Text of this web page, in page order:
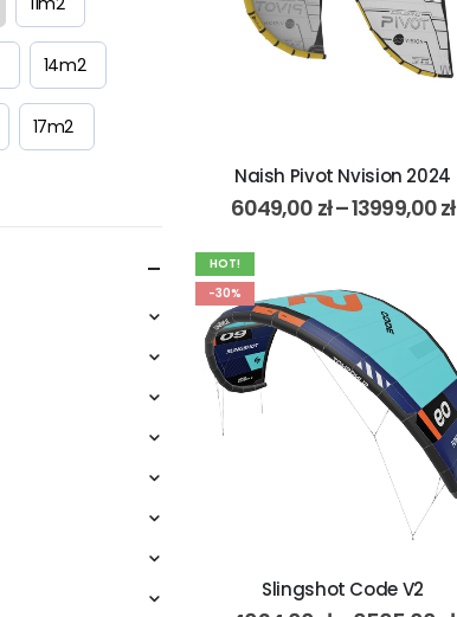
Naish Pivot Nvision 2024
6049,00 zł–13999,00zł
HOT!
-30%
Slingshot Code V2
14m2
17m2